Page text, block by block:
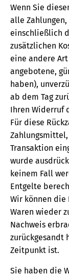
Wenn Sie
alle
einschließlich
zusätzlichen
eine andere
angebotene,
haben),
ab dem Tag
Ihren Widerruf
Für diese
Transaktion
wurde
keinem Fall
Entgelte
Wir können die
Waren wieder
Nachweis
zurückgesandt
Zeitpunkt ist.
Sie haben die